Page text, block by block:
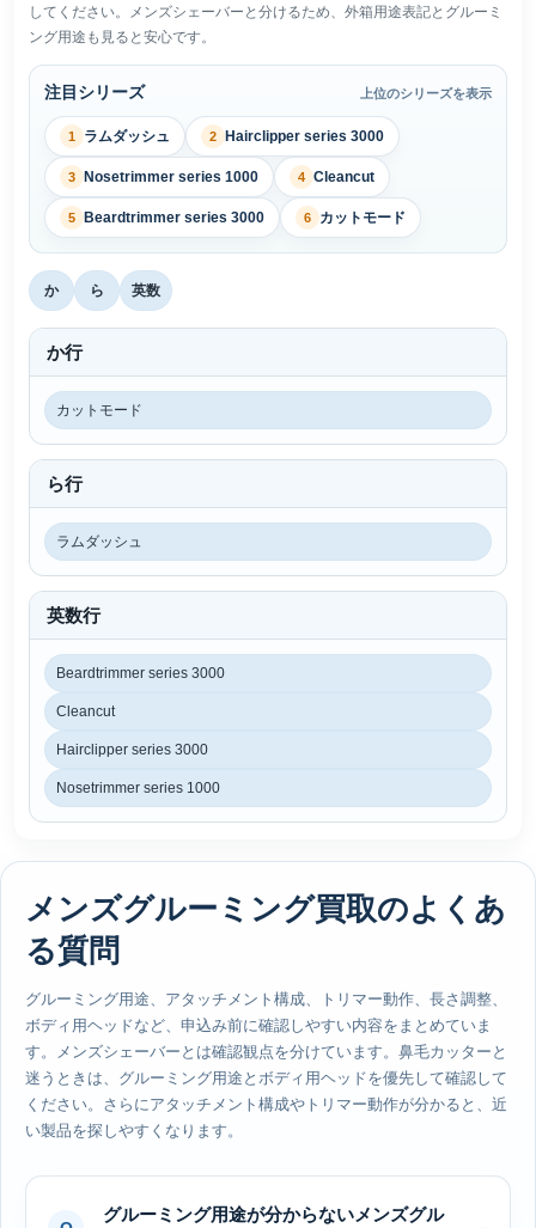
してください。メンズシェーバーと分けるため、外箱用途表記とグルーミ
ング用途も見ると安心です。
注目シリーズ 上位のシリーズを表示
1 ラムダッシュ 2 Hairclipper series 3000
3 Nosetrimmer series 1000 4 Cleancut
5 Beardtrimmer series 3000 6 カットモード
か ら 英数
か行
カットモード
ら行
ラムダッシュ
英数行
Beardtrimmer series 3000
Cleancut
Hairclipper series 3000
Nosetrimmer series 1000
メンズグルーミング買取のよくあ
る質問
グルーミング用途、アタッチメント構成、トリマー動作、長さ調整、
ボディ用ヘッドなど、申込み前に確認しやすい内容をまとめていま
す。メンズシェーバーとは確認観点を分けています。鼻毛カッターと
迷うときは、グルーミング用途とボディ用ヘッドを優先して確認して
ください。さらにアタッチメント構成やトリマー動作が分かると、近
い製品を探しやすくなります。
グルーミング用途が分からないメンズグル